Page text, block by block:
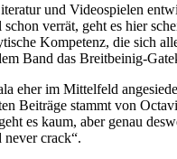
und Videospielen
verrät, geht es hier
Kompetenz, die sich
Band das Breitbeinig-
eher im Mittelfeld
Beiträge stammt von
es kaum, aber genau
crack“.